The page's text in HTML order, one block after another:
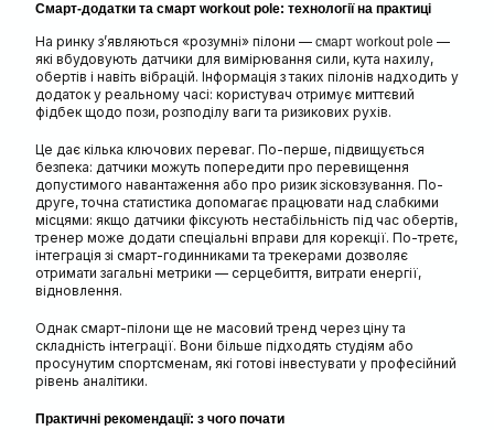
Смарт-додатки та смарт workout pole: технології на практиці
На ринку з’являються «розумні» пілони — смарт workout pole —
які вбудовують датчики для вимірювання сили, кута нахилу,
обертів і навіть вібрацій. Інформація з таких пілонів надходить у
додаток у реальному часі: користувач отримує миттєвий
фідбек щодо пози, розподілу ваги та ризикових рухів.
Це дає кілька ключових переваг. По-перше, підвищується
безпека: датчики можуть попередити про перевищення
допустимого навантаження або про ризик зісковзування. По-
друге, точна статистика допомагає працювати над слабкими
місцями: якщо датчики фіксують нестабільність під час обертів,
тренер може додати спеціальні вправи для корекції. По-третє,
інтеграція зі смарт-годинниками та трекерами дозволяє
отримати загальні метрики — серцебиття, витрати енергії,
відновлення.
Однак смарт-пілони ще не масовий тренд через ціну та
складність інтеграції. Вони більше підходять студіям або
просунутим спортсменам, які готові інвестувати у професійний
рівень аналітики.
Практичні рекомендації: з чого почати